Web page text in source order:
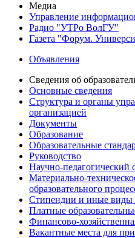
Медиа
Управление
Радио "УТРо ВолГУ"
Газета "Форум.
Объявления
Сведения об
Основные сведения
Структура и органы
организацией
Документы
Образование
Образовательные
Руководство
Научно-педагогический
Материально-
образовательного
Стипендии и иные виды
Платные
Финансово-
Вакантные места для